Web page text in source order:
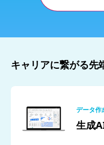
キャリアに繋がる先
データ作
生成